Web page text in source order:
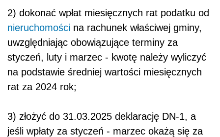
2) dokonać wpłat miesięcznych rat podatku od
nieruchomości na rachunek właściwej gminy,
uwzględniając obowiązujące terminy za
styczeń, luty i marzec - kwotę należy wyliczyć
na podstawie średniej wartości miesięcznych
rat za 2024 rok;
3) złożyć do 31.03.2025 deklarację DN-1, a
jeśli wpłaty za styczeń - marzec okażą się za